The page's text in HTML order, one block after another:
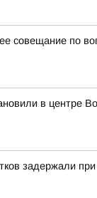
совещание по
в центре
задержали